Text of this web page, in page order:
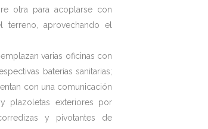
otra para acoplarse con
terreno, aprovechando el
varias oficinas con
baterías sanitarias;
con una comunicación
plazoletas exteriores por
y pivotantes de